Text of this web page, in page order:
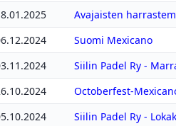
Avajaisten
Suomi Mexicano
Siilin Padel Ry -
Octoberfest-
Siilin Padel Ry -